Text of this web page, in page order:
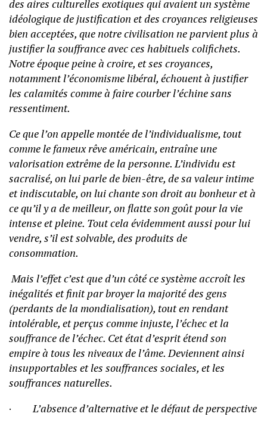
des aires culturelles exotiques qui avaient un système
idéologique de justification et des croyances religieuses
bien acceptées, que notre civilisation ne parvient plus à
justifier la souffrance avec ces habituels colifichets.
Notre époque peine à croire, et ses croyances,
notamment l’économisme libéral, échouent à justifier
les calamités comme à faire courber l’échine sans
ressentiment.
Ce que l’on appelle montée de l’individualisme, tout
comme le fameux rêve américain, entraîne une
valorisation extrême de la personne. L’individu est
sacralisé, on lui parle de bien-être, de sa valeur intime
et indiscutable, on lui chante son droit au bonheur et à
ce qu’il y a de meilleur, on flatte son goût pour la vie
intense et pleine. Tout cela évidemment aussi pour lui
vendre, s’il est solvable, des produits de
consommation.
Mais l’effet c’est que d’un côté ce système accroît les
inégalités et finit par broyer la majorité des gens
(perdants de la mondialisation), tout en rendant
intolérable, et perçus comme injuste, l’échec et la
souffrance de l’échec. Cet état d’esprit étend son
empire à tous les niveaux de l’âme. Deviennent ainsi
insupportables et les souffrances sociales, et les
souffrances naturelles.
·
L’absence d’alternative et le défaut de perspective